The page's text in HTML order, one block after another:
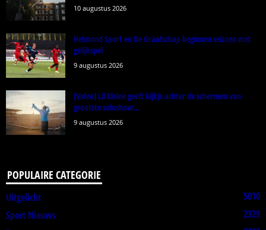
10 augustus 2026
Helmond Sport en De Graafschap beginnen seizoen met
gelijkspel
9 augustus 2026
[Video] Lil Kleine geeft kijkje achter de schermen van
grootste soloshow...
9 augustus 2026
POPULAIRE CATEGORIE
Uitgelicht
5010
Sport Nieuws
2329